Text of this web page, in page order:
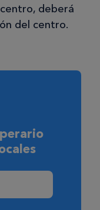
deberá
del centro.